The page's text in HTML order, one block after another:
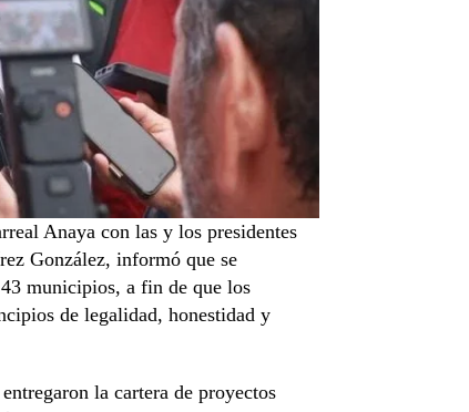
Anaya con las y los presidentes
González, informó que se
municipios, a fin de que los
de legalidad, honestidad y
la cartera de proyectos